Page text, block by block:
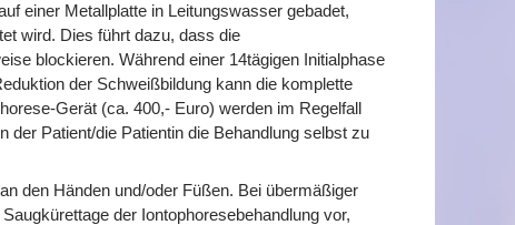
einer Metallplatte in Leitungswasser gebadet,
wird. Dies führt dazu, dass die
blockieren. Während einer 14tägigen Initialphase
der Schweißbildung kann die komplette
Gerät (ca. 400,- Euro) werden im Regelfall
Patient/die Patientin die Behandlung selbst zu
den Händen und/oder Füßen. Bei übermäßiger
der Iontophoresebehandlung vor,